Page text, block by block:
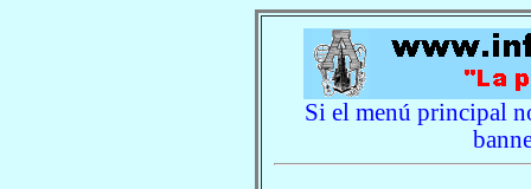
Si el menú principal